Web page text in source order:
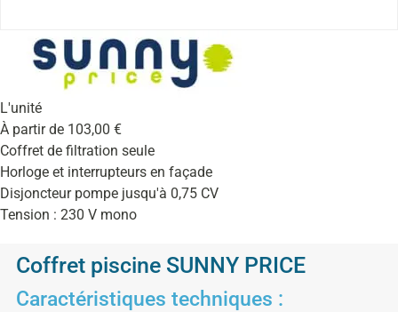
L'unité
À partir de 103,00 €
Coffret de filtration seule
Horloge et interrupteurs en façade
Disjoncteur pompe jusqu'à 0,75 CV
Tension : 230 V mono
Coffret piscine SUNNY PRICE
Caractéristiques techniques :